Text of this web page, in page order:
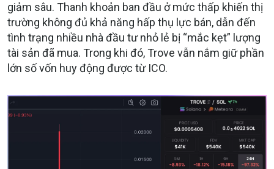
giảm sâu. Thanh khoản ban đầu ở mức thấp khiến thị
trường không đủ khả năng hấp thụ lực bán, dẫn đến
tình trạng nhiều nhà đầu tư nhỏ lẻ bị “mắc kẹt” lượng
tài sản đã mua. Trong khi đó, Trove vẫn nắm giữ phần
lớn số vốn huy động được từ ICO.